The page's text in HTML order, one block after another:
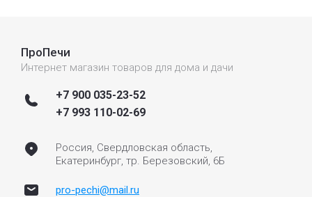
ПроПечи
Интернет магазин товаров для дома и дачи
+7 900 035-23-52
+7 993 110-02-69
Россия, Свердловская область,
Екатеринбург, тр. Березовский, 6Б
pro-pechi@mail.ru